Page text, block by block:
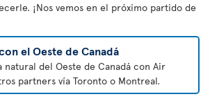
¡Nos vemos en el próximo partido de
el Oeste de Canadá
natural del Oeste de Canadá con Air
partners vía Toronto o Montreal.